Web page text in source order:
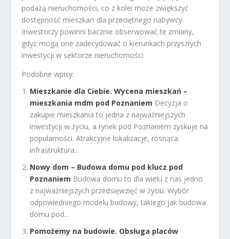
podażą nieruchomości, co z kolei może zwiększyć
dostępność mieszkań dla przeciętnego nabywcy.
Inwestorzy powinni bacznie obserwować te zmiany,
gdyż mogą one zadecydować o kierunkach przyszłych
inwestycji w sektorze nieruchomości.
Podobne wpisy:
Mieszkanie dla Ciebie. Wycena mieszkań –
mieszkania mdm pod Poznaniem Decyzja o
zakupie mieszkania to jedna z najważniejszych
inwestycji w życiu, a rynek pod Poznaniem zyskuje na
popularności. Atrakcyjne lokalizacje, rosnąca
infrastruktura...
Nowy dom – Budowa domu pod klucz pod
Poznaniem Budowa domu to dla wielu z nas jedno
z najważniejszych przedsięwzięć w życiu. Wybór
odpowiedniego modelu budowy, takiego jak budowa
domu pod...
Pomożemy na budowie. Obsługa placów